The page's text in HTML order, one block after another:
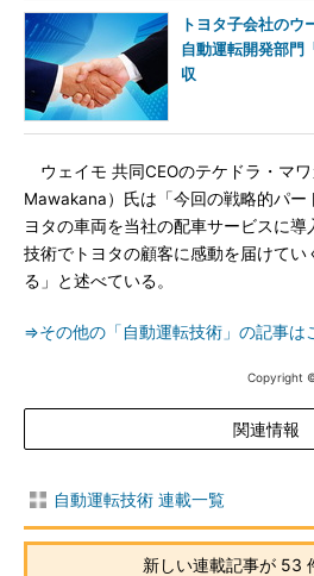
トヨタ子会社の
自動運転開発部門
収
ウェイモ 共同CEOのテケドラ・マ
Mawakana）氏は「今回の戦略的パー
ヨタの車両を当社の配車サービスに
技術でトヨタの顧客に感動を届けて
る」と述べている。
⇒その他の「自動運転技術」の記事は
Copyright
関連情報
自動運転技術 連載一覧
新しい連載記事が 53